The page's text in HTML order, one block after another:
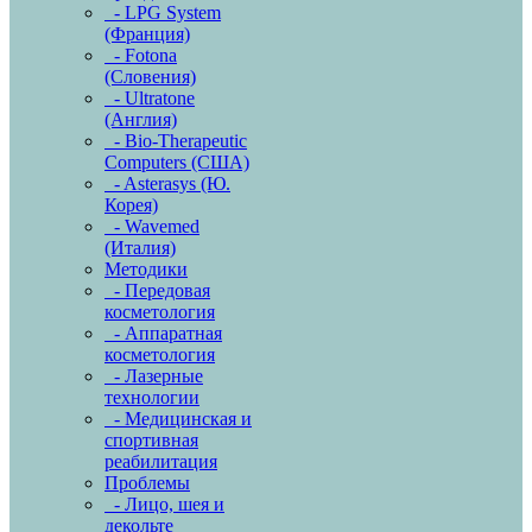
- LPG System
(Франция)
- Fotona
(Словения)
- Ultratone
(Англия)
- Bio-Therapeutic
Computers (США)
- Asterasys (Ю.
Корея)
- Wavemed
(Италия)
Методики
- Передовая
косметология
- Аппаратная
косметология
- Лазерные
технологии
- Медицинская и
спортивная
реабилитация
Проблемы
- Лицо, шея и
декольте